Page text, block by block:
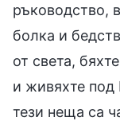
ръководство,
болка и
от света,
и живяхте под
тези неща са